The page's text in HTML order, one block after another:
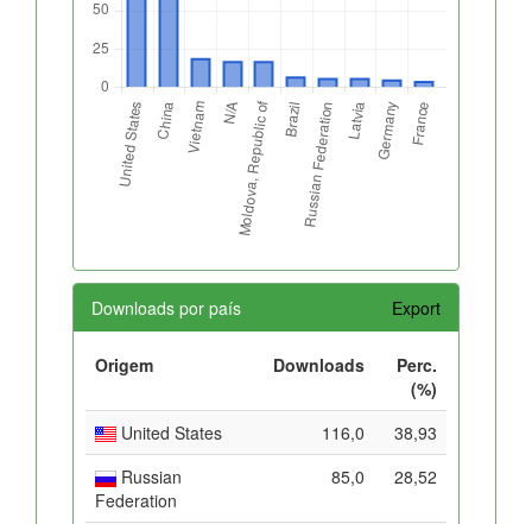
Downloads por país Export
Origem Downloads
Perc.
(%)
United States
116,0
38,93
Russian
Federation
85,0 28,52